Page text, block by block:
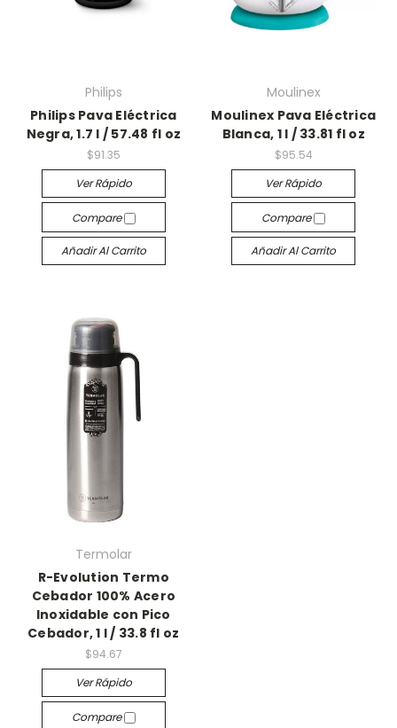
Philips
Philips Pava Eléctrica
Negra, 1.7 l / 57.48 fl oz
$91.35
Ver Rápido
Compare
Añadir Al Carrito
Moulinex
Moulinex Pava Eléctrica
Blanca, 1 l / 33.81 fl oz
$95.54
Ver Rápido
Compare
Añadir Al Carrito
Termolar
R-Evolution Termo
Cebador 100% Acero
Inoxidable con Pico
Cebador, 1 l / 33.8 fl oz
$94.67
Ver Rápido
Compare